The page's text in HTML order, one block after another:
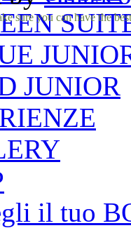
JUNIOR
il tuo
sure you can have the